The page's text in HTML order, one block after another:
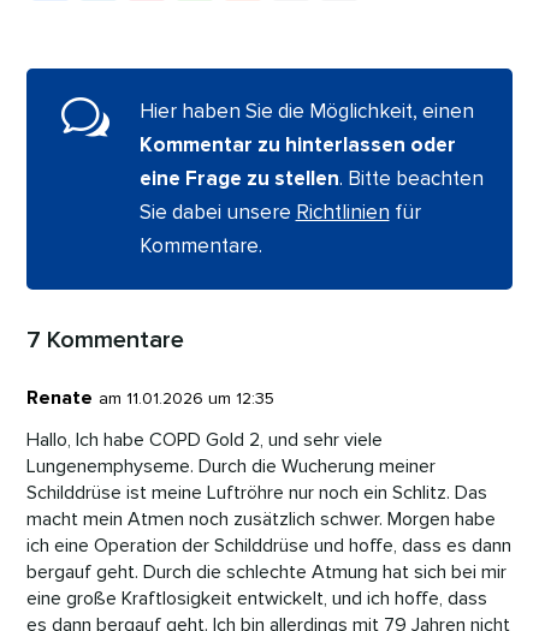
c
e
b
k
dI
er
e
st
at
s
A
p
p
d
di
t
ai
l
p
y
Li
n
k
w
Hier haben Sie die Möglichkeit, einen
Kommentar zu hinterlassen oder
eine Frage zu stellen. Bitte beachten
Sie dabei unsere Richtlinien für
Kommentare.
7 Kommentare
Renate am 11.01.2026 um 12:35
Hallo, Ich habe COPD Gold 2, und sehr viele
Lungenemphyseme. Durch die Wucherung meiner
Schilddrüse ist meine Luftröhre nur noch ein Schlitz. Das
macht mein Atmen noch zusätzlich schwer. Morgen habe
ich eine Operation der Schilddrüse und hoffe, dass es dann
bergauf geht. Durch die schlechte Atmung hat sich bei mir
eine große Kraftlosigkeit entwickelt, und ich hoffe, dass
es dann bergauf geht. Ich bin allerdings mit 79 Jahren nicht